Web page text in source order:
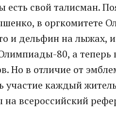
свой талисман.
в оргкомитете
и дельфин на лыжах,
80, а теперь
Но в отличие от
участие каждый
всероссийский